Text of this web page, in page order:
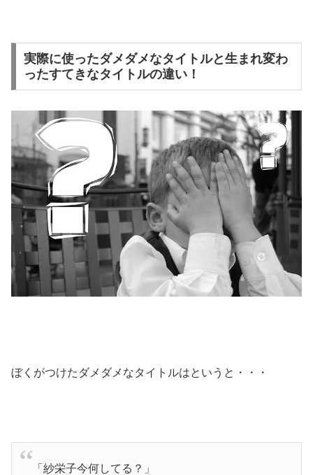
実際に使ったダメダメなタイトルと生まれ変わ
ったすてきなタイトルの違い！
ぼくがつけたダメダメなタイトルはというと・・・
「紗栄子今何してる？」